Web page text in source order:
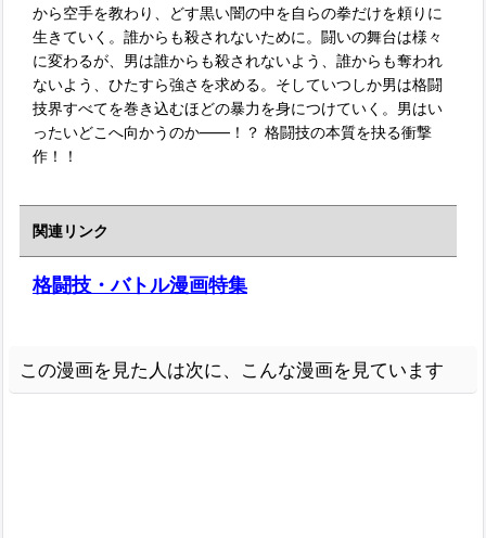
から空手を教わり、どす黒い闇の中を自らの拳だけを頼りに
生きていく。誰からも殺されないために。闘いの舞台は様々
に変わるが、男は誰からも殺されないよう、誰からも奪われ
ないよう、ひたすら強さを求める。そしていつしか男は格闘
技界すべてを巻き込むほどの暴力を身につけていく。男はい
ったいどこへ向かうのか――！？ 格闘技の本質を抉る衝撃
作！！
関連リンク
格闘技・バトル漫画特集
この漫画を見た人は次に、こんな漫画を見ています